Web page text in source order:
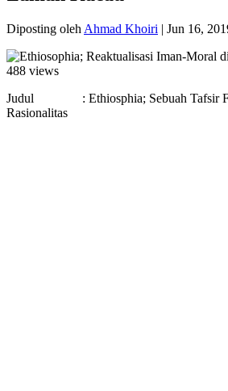
Diposting oleh Ahmad Khoiri | Jun 16,
488 views
Judul : Ethiosphia; Sebuah Tafsir
Rasionalitas